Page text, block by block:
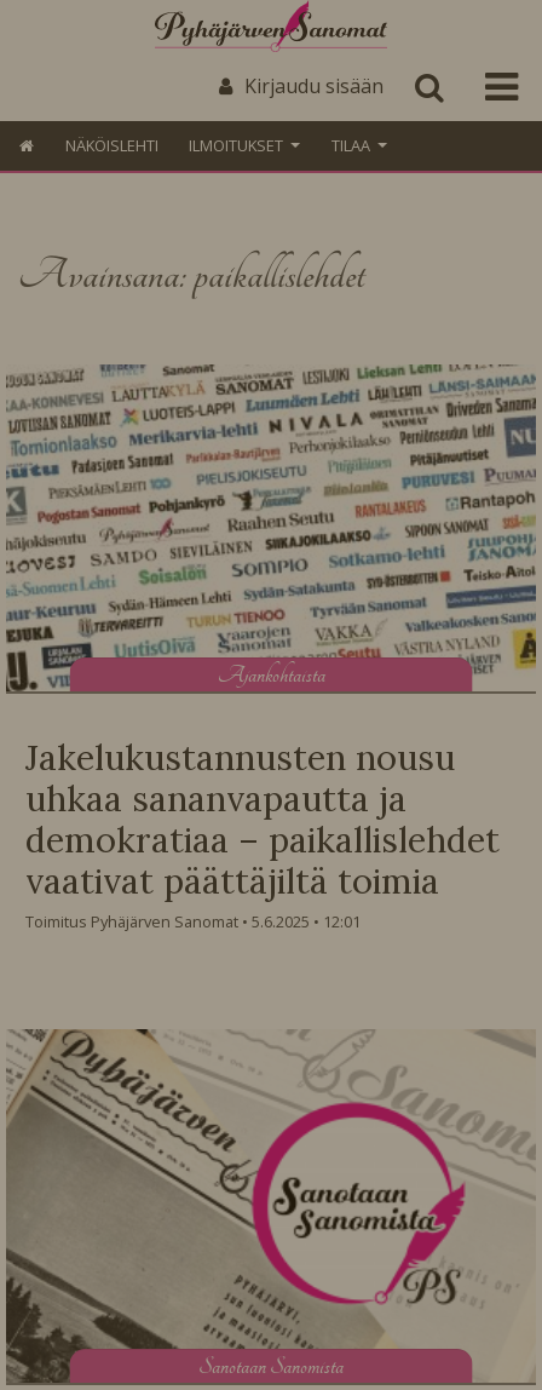
Kirjaudu sisään
NÄKÖISLEHTI ILMOITUKSET TILAA
Avainsana: paikallislehdet
Ajankohtaista
Jakelukustannusten nousu
uhkaa sananvapautta ja
demokratiaa – paikallislehdet
vaativat päättäjiltä toimia
Toimitus Pyhäjärven Sanomat 5.6.2025 12:01
Sanotaan Sanomista